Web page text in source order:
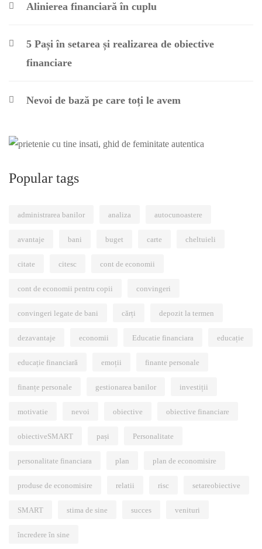
Alinierea financiară în cuplu
5 Pași în setarea și realizarea de obiective
financiare
Nevoi de bază pe care toți le avem
Popular tags
administrarea banilor analiza autocunoastere
avantaje bani buget carte cheltuieli
citate citesc cont de economii
cont de economii pentru copii convingeri
convingeri legate de bani cărți depozit la termen
dezavantaje economii Educatie financiara educație
educație financiară emoții finante personale
finanțe personale gestionarea banilor investiții
motivatie nevoi obiective obiective financiare
obiectiveSMART pași Personalitate
personalitate financiara plan plan de economisire
produse de economisire relatii risc setareobiective
SMART stima de sine succes venituri
încredere în sine